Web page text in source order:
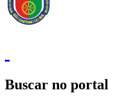
Buscar no portal